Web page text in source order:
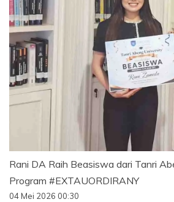
Rani DA Raih Beasiswa dari Tanri
Program #EXTAUORDIRANY
04 Mei 2026 00:30